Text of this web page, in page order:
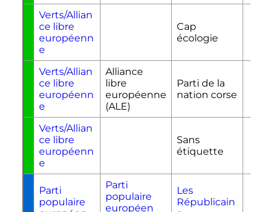
Verts/Allian
ce libre
européenn
e
Cap
écologie
Verts/Allian
ce libre
européenn
e
Alliance
libre
européenne
(ALE)
Parti de la
nation corse
Verts/Allian
ce libre
européenn
e
Sans
étiquette
Parti
populaire
Parti
populaire
européen
Les
Républicain